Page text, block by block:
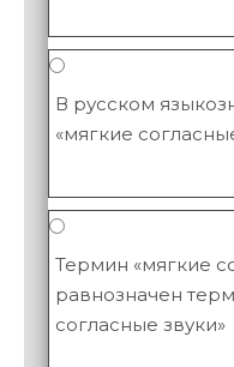
В русском
«мягкие
Термин «мягкие
равнозначен
согласные звуки»